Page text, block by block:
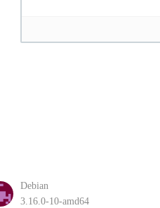
Debian
3.16.0-10-amd64